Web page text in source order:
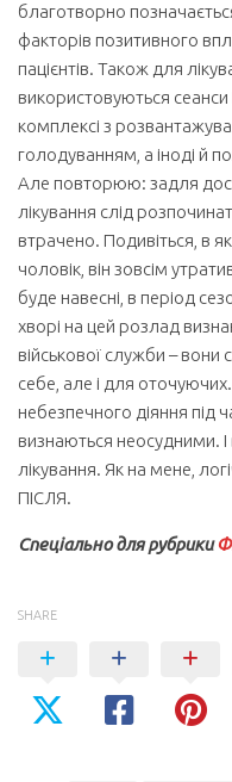
благотворно
факторів позитивного
пацієнтів. Також для
використовуються
комплексі з
голодуванням, а іноді й
Але повторюю: задля
лікування слід
втрачено. Подивіться, в
чоловік, він зовсім
буде навесні, в період
хворі на цей розлад
військової служби –
себе, але і для
небезпечного діяння під
визнаються неосудними.
лікування. Як на мене,
ПІСЛЯ.
Спеціально для рубрики
SHARE